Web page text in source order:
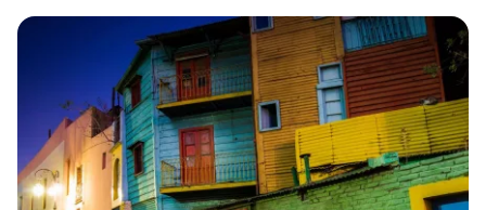
Kontynuuj z e-mailem